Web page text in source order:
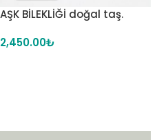
AŞK BİLEKLİĞİ doğal taş.
2,450.00₺